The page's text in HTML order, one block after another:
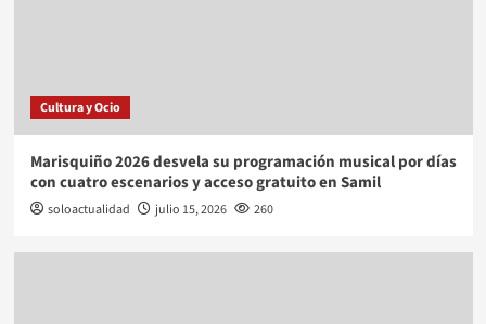
Cultura y Ocio
Marisquiño 2026 desvela su programación musical por días
con cuatro escenarios y acceso gratuito en Samil
soloactualidad julio 15, 2026 260